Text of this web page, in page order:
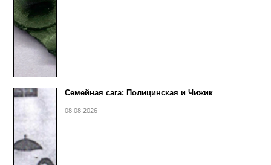
Семейная сага: Полицинская и Чижик
08.08.2026